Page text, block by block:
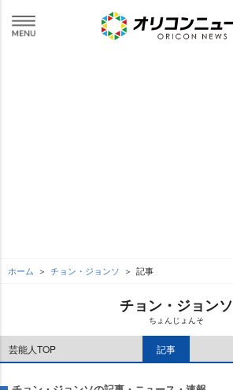
ホーム チョン・ジョンソ 記事
チョン・ジョンソ
ちょんじょんそ
芸能人TOP 記事